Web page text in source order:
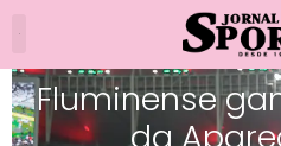
Fluminense
da